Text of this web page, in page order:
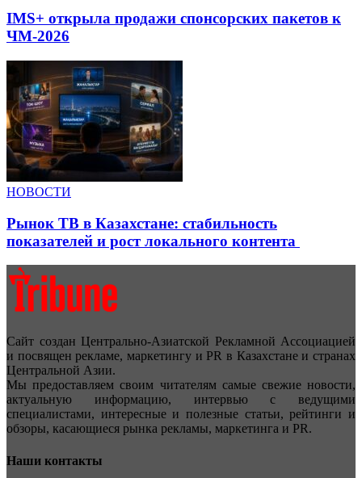
IMS+ открыла продажи спонсорских пакетов к
ЧМ-2026
НОВОСТИ
Рынок ТВ в Казахстане: стабильность
показателей и рост локального контента
Сайт создан Центрально-Азиатской Рекламной Ассоциацией
и посвящен рекламе, маркетингу и PR в Казахстане и странах
Центральной Азии.
Мы предоставляем своим читателям самые свежие новости,
актуальную информацию, интервью с ведущими
специалистами, интересные и полезные статьи, рейтинги и
обзоры, касающиеся рынка рекламы, маркетинга и PR.
Наши контакты